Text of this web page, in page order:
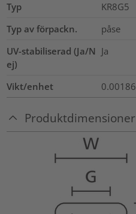
Typ
KR8G5
Typ av förpackn.
påse
UV-stabiliserad (Ja/N
ej)
Ja
Vikt/enhet 0.00186
Produktdimensioner